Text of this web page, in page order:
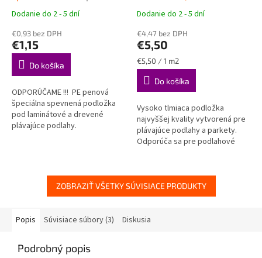
podložka pod plávajúce
Priemerné
produktu
je
4,7
hviezdičiek.
Dodanie do 2 - 5 dní
€0,93 bez DPH
€1,15
Do košíka
ODPORÚČAME !!! PE penová
špeciálna spevnená podložka
pod laminátové a drevené
plávajúce podlahy.
podlahové vykurovanie
pod plávajúce podlahy
Priemerné
produktu
je
5,0
z
hviezdičiek.
Dodanie do 2 - 5 dní
€4,47 bez DPH
€5,50
Jednotková
cena:
€5,50 / 1 m2
Do košíka
Vysoko tlmiaca podložka
najvyššej kvality vytvorená pre
plávajúce podlahy a parkety.
Odporúča sa pre podlahové
ZOBRAZIŤ VŠETKY SÚVISIACE PRODUKTY
Popis Súvisiace súbory (3) Diskusia
Podrobný popis